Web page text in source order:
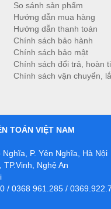
So sánh sản phẩm
Hướng dẫn mua hàng
Hướng dẫn thanh toán
Chính sách bảo hành
Chính sách bảo mật
Chính sách đổi trả, hoàn
Chính sách vận chuyển,
TOÁN VIỆT NAM
P. Yên Nghĩa, Hà Nội
Nghệ An
/ 0368 961.285 /